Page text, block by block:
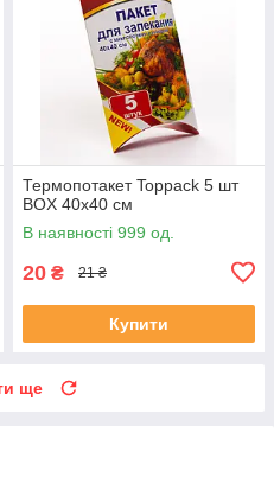
Термопотакет Toppack 5 шт
BOX 40х40 см
В наявності 999 од.
20 ₴ 21 ₴
Купити
ще